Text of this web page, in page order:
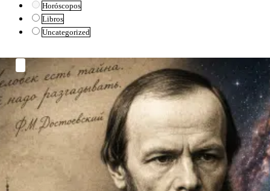
Horóscopos
Libros
Uncategorized
Lorem ipsum dolor sit amet
Lorem ipsum dolor sit amet, consectetur adipiscing elit, sed do
Read more